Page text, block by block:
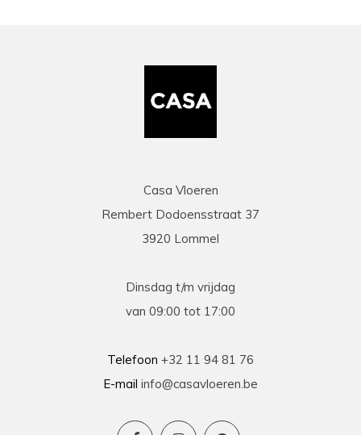
Casa Vloeren
Rembert Dodoensstraat 37
3920 Lommel
Dinsdag t/m vrijdag
van 09:00 tot 17:00
Telefoon +32 11 94 81 76
E-mail info@casavloeren.be